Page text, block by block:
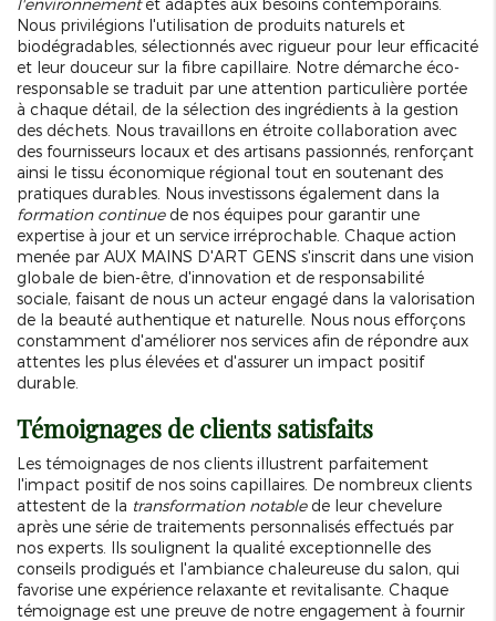
l'environnementet adaptés aux besoins contemporains.
Nous privilégions l'utilisation de produits naturels et
biodégradables, sélectionnés avec rigueur pour leur efficacité
et leur douceur sur la fibre capillaire. Notre démarche éco-
responsable se traduit par une attention particulière portée
à chaque détail, de la sélection des ingrédients à la gestion
des déchets. Nous travaillons en étroite collaboration avec
des fournisseurs locaux et des artisans passionnés, renforçant
ainsi le tissu économique régional tout en soutenant des
pratiques durables. Nous investissons également dans la
formation continuede nos équipes pour garantir une
expertise à jour et un service irréprochable. Chaque action
menée par AUX MAINS D'ART GENS s'inscrit dans une vision
globale de bien-être, d'innovation et de responsabilité
sociale, faisant de nous un acteur engagé dans la valorisation
de la beauté authentique et naturelle. Nous nous efforçons
constamment d'améliorer nos services afin de répondre aux
attentes les plus élevées et d'assurer un impact positif
durable.
Témoignages de clients satisfaits
Les témoignages de nos clients illustrent parfaitement
l'impact positif de nos soins capillaires. De nombreux clients
attestent de la transformation notablede leur chevelure
après une série de traitements personnalisés effectués par
nos experts. Ils soulignent la qualité exceptionnelle des
conseils prodigués et l'ambiance chaleureuse du salon, qui
favorise une expérience relaxante et revitalisante. Chaque
témoignage est une preuve de notre engagement à fournir